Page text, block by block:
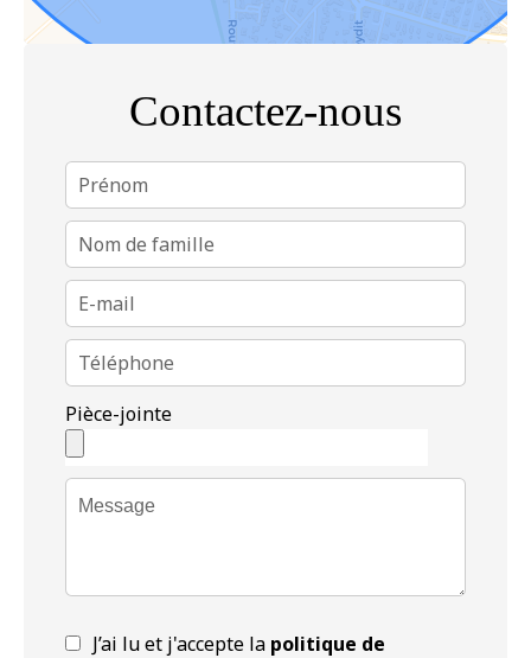
Contactez-nous
Pièce-jointe
J’ai lu et j'accepte la politique de